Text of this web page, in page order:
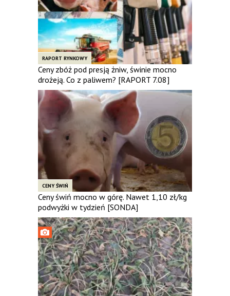
RAPORT RYNKOWY
Ceny zbóż pod presją żniw, świnie mocno
drożeją. Co z paliwem? [RAPORT 7.08]
CENY ŚWIŃ
Ceny świń mocno w górę. Nawet 1,10 zł/kg
podwyżki w tydzień [SONDA]